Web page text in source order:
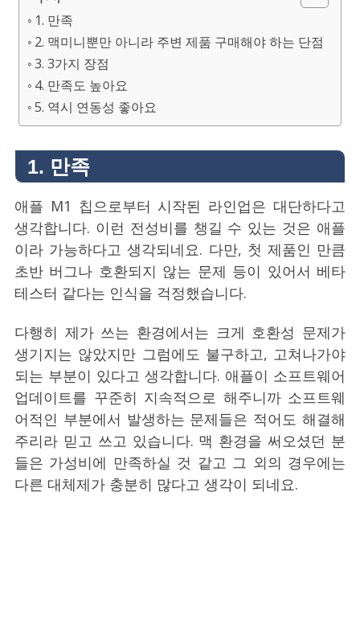
1. 만족
2. 맥미니뿐만 아니라 주변 제품 구매해야 하는 단점
3. 3가지 장점
4. 만족도 높아요
5. 역시 연동성 좋아요
1. 만족
애플 M1 칩으로부터 시작된 라인업은 대단하다고
생각합니다. 이런 전성비를 챙길 수 있는 것은 애플
이라 가능하다고 생각되네요. 다만, 첫 제품인 만큼
초반 버그나 호환되지 않는 문제 등이 있어서 베타
테스터 같다는 인식을 걱정했습니다.
다행히 제가 쓰는 환경에서는 크게 호환성 문제가
생기지는 않았지만 그럼에도 불구하고, 고쳐나가야
되는 부분이 있다고 생각합니다. 애플이 소프트웨어
업데이트를 꾸준히 지속적으로 해주니까 소프트웨
어적인 부분에서 발생하는 문제들은 적어도 해결해
주리라 믿고 쓰고 있습니다. 맥 환경을 써오셨던 분
들은 가성비에 만족하실 것 같고 그 외의 경우에는
다른 대체제가 충분히 많다고 생각이 되네요.